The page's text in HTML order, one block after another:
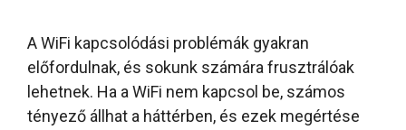
A WiFi kapcsolódási problémák gyakran
előfordulnak, és sokunk számára frusztrálóak
lehetnek. Ha a WiFi nem kapcsol be, számos
tényező állhat a háttérben, és ezek megértése